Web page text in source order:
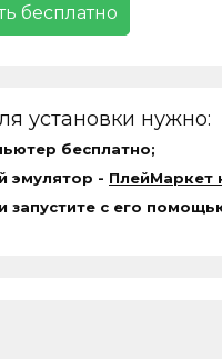
бесплатно
установки нужно:
бесплатно;
эмулятор - ПлейМаркет
запустите с его